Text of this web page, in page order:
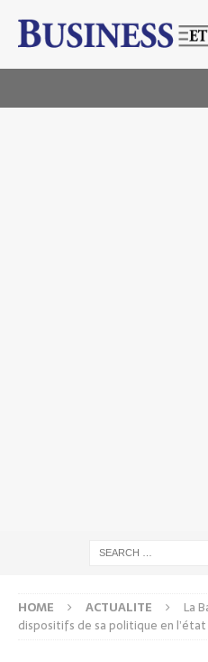
HOME ACTUALITE
La
dispositifs de sa politique en l’état